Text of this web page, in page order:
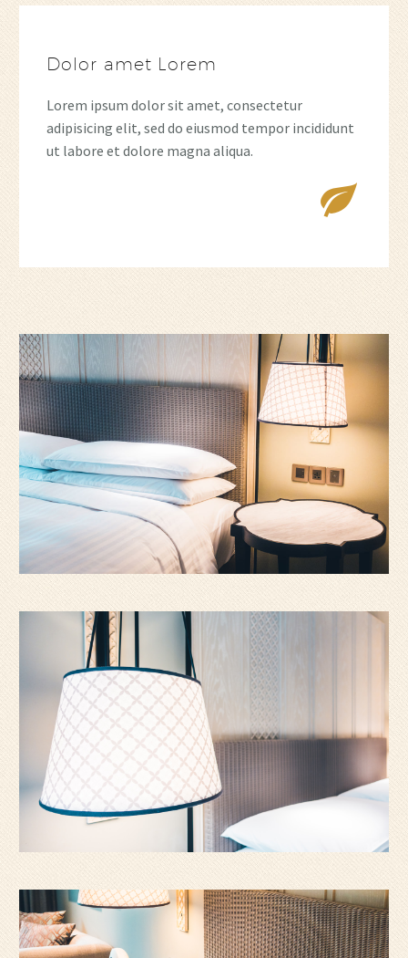
Dolor amet Lorem
Lorem ipsum dolor sit amet, consectetur
adipisicing elit, sed do eiusmod tempor incididunt
ut labore et dolore magna aliqua.

